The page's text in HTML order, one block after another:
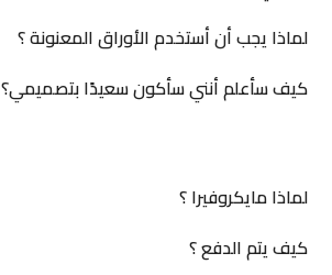
لماذا يجب أن أستخدم الأوراق المعنونة ؟
كيف سأعلم أنني سأكون سعيدًا بتصميمي؟
لماذا مايكروفيرا ؟
كيف يتم الدفع ؟